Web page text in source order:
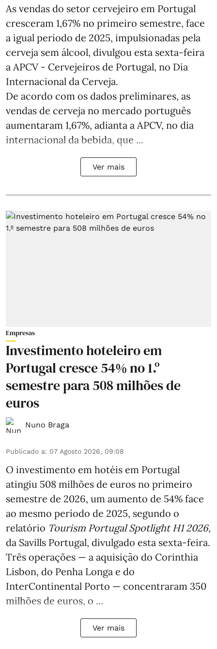
As vendas do setor cervejeiro em Portugal
cresceram 1,67% no primeiro semestre, face
a igual período de 2025, impulsionadas pela
cerveja sem álcool, divulgou esta sexta-feira
a APCV - Cervejeiros de Portugal, no Dia
Internacional da Cerveja.
De acordo com os dados preliminares, as
vendas de cerveja no mercado português
aumentaram 1,67%, adianta a APCV, no dia
internacional da bebida, que ...
Ver mais
Empresas
Investimento hoteleiro em
Portugal cresce 54% no 1.º
semestre para 508 milhões de
euros
Nuno Braga
Publicado a: 07 Agosto 2026, 09:08
O investimento em hotéis em Portugal
atingiu 508 milhões de euros no primeiro
semestre de 2026, um aumento de 54% face
ao mesmo período de 2025, segundo o
relatório Tourism Portugal Spotlight H1 2026,
da Savills Portugal, divulgado esta sexta-feira.
Três operações — a aquisição do Corinthia
Lisbon, do Penha Longa e do
InterContinental Porto — concentraram 350
milhões de euros, o ...
Ver mais